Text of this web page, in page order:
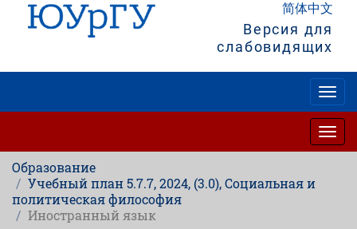
简体中文
Версия для
слабовидящих
Образование
Учебный план 5.7.7, 2024, (3.0), Социальная и
политическая философия
Иностранный язык